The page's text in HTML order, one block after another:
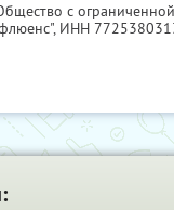
с ограниченной
ИНН